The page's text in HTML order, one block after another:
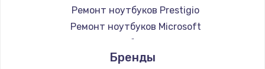
Ремонт ноутбуков Prestigio
Ремонт ноутбуков Microsoft
Ремонт ноутбуков Alienware
Ремонт ноутбуков Aquarius
Бренды